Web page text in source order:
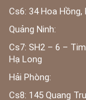
Cs6: 34 Hoa Hồng,
Quảng Ninh:
Cs7: SH2 – 6 –
Hạ Long
Hải Phòng:
Cs8: 145 Quang